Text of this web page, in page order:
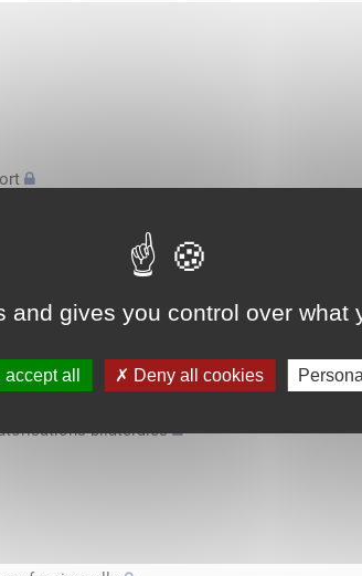
and gives you control over what
accept all Deny all cookies
attestation conducteurs...
européen avec des véhicules
européen avec des véhicules
bilatérales